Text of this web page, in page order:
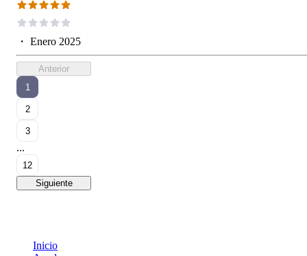
・ Enero 2025
Anterior
1
2
3
...
12
Siguiente
Inicio